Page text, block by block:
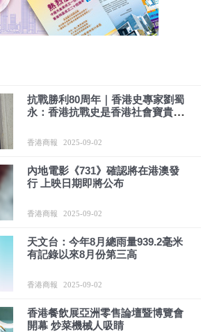
抗戰勝利80周年｜香港史專家劉蜀
永：香港抗戰史是香港社會寶貴的
香港商報 2025-09-02
內地電影《731》確認將在港澳發
行 上映日期即將公布
香港商報 2025-09-02
天文台：今年8月總雨量939.2毫米
有記錄以來8月份第三高
香港商報 2025-09-02
香港餐飲展亞洲零售論壇暨博覽會
開幕 炒菜機械人吸睛